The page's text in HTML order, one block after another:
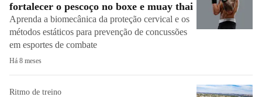
fortalecer o pescoço no boxe e muay thai
Aprenda a biomecânica da proteção cervical e os
métodos estáticos para prevenção de concussões
em esportes de combate
Há 8 meses
Ritmo de treino